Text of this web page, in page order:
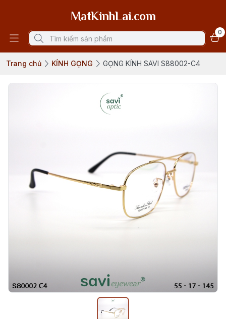
MatKinhLai.com
0
Trang chủ KÍNH GỌNG GỌNG KÍNH SAVI S88002-C4